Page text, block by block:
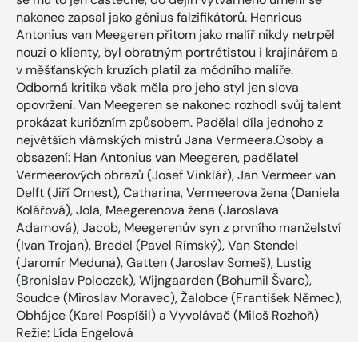
nakonec zapsal jako génius falzifikátorů. Henricus
Antonius van Meegeren přitom jako malíř nikdy netrpěl
nouzí o klienty, byl obratným portrétistou i krajinářem a
v měšťanských kruzích platil za módního malíře.
Odborná kritika však měla pro jeho styl jen slova
opovržení. Van Meegeren se nakonec rozhodl svůj talent
prokázat kuriózním způsobem. Padělal díla jednoho z
největších vlámských mistrů Jana Vermeera.Osoby a
obsazení: Han Antonius van Meegeren, padělatel
Vermeerových obrazů (Josef Vinklář), Jan Vermeer van
Delft (Jiří Ornest), Catharina, Vermeerova žena (Daniela
Kolářová), Jola, Meegerenova žena (Jaroslava
Adamová), Jacob, Meegerenův syn z prvního manželství
(Ivan Trojan), Bredel (Pavel Rímský), Van Stendel
(Jaromír Meduna), Gatten (Jaroslav Someš), Lustig
(Bronislav Poloczek), Wijngaarden (Bohumil Švarc),
Soudce (Miroslav Moravec), Žalobce (František Němec),
Obhájce (Karel Pospíšil) a Vyvolávač (Miloš Rozhoň)
Režie: Lída Engelová